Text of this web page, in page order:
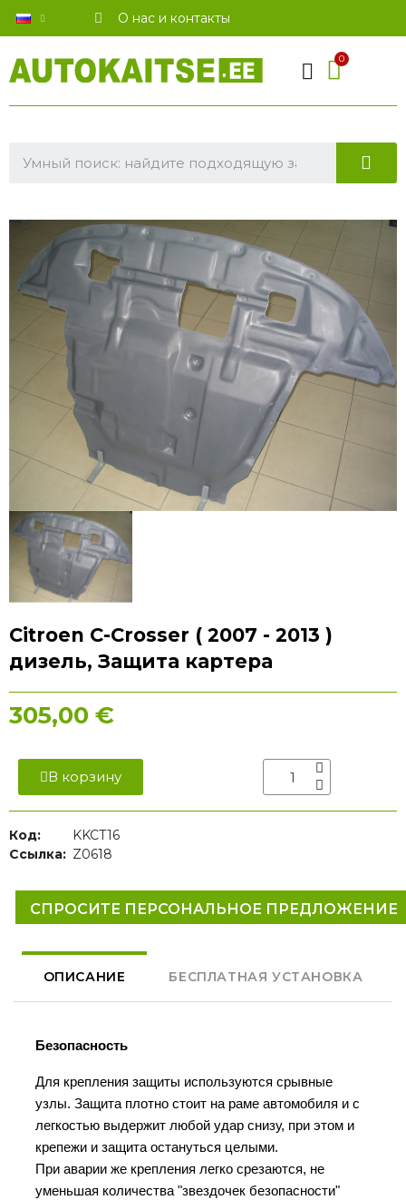
О нас и контакты
Citroen C-Crosser ( 2007 - 2013 )
дизель, Защита картера
305,00 €
В корзину
Код:
KKCT16
Ссылка: Z0618
СПРОСИТЕ ПЕРСОНАЛЬНОЕ ПРЕДЛОЖЕНИЕ
ОПИСАНИЕ БЕСПЛАТНАЯ УСТАНОВКА
Безопасность
Для крепления защиты используются срывные
узлы. Защита плотно стоит на раме автомобиля и с
легкостью выдержит любой удар снизу, при этом и
крепежи и защита остануться целыми.
При аварии же крепления легко срезаются, не
уменьшая количества "звездочек безопасности"